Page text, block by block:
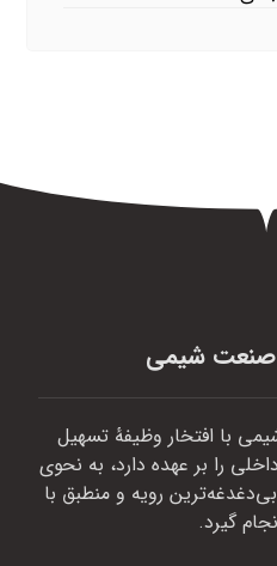
صنعت شیمی
با افتخار وظیفهٔ تسهیل
را بر عهده دارد، به نحوی
رویه و منطبق با
گیرد.